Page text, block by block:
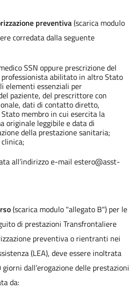
preventiva(scarica modulo
corredata dalla seguente
SSN oppure prescrizione del
abilitato in altro Stato
elementi essenziali per
paziente, del prescrittore con
dati di contatto diretto,
membro in cui esercita la
originale leggibile e data di
della prestazione sanitaria;
all’indirizzo e-mail estero@asst-
(scarica modulo "allegato B") per le
di prestazioni Transfrontaliere
preventiva o rientranti nei
(LEA), deve essere inoltrata
dall’erogazione delle prestazioni
da: